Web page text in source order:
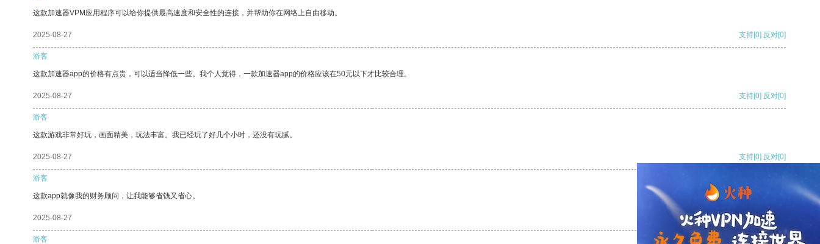
这款加速器VPM应用程序可以给你提供最高速度和安全性的连接，并帮助你在网络上自由移动。
2025-08-27 支持[0] 反对[0]
游客
这款加速器app的价格有点贵，可以适当降低一些。我个人觉得，一款加速器app的价格应该在50元以下才比较合理。
2025-08-27 支持[0] 反对[0]
游客
这款游戏非常好玩，画面精美，玩法丰富。我已经玩了好几个小时，还没有玩腻。
2025-08-27 支持[0] 反对[0]
游客
这款app就像我的财务顾问，让我能够省钱又省心。
2025-08-27 支持[0] 反对
游客